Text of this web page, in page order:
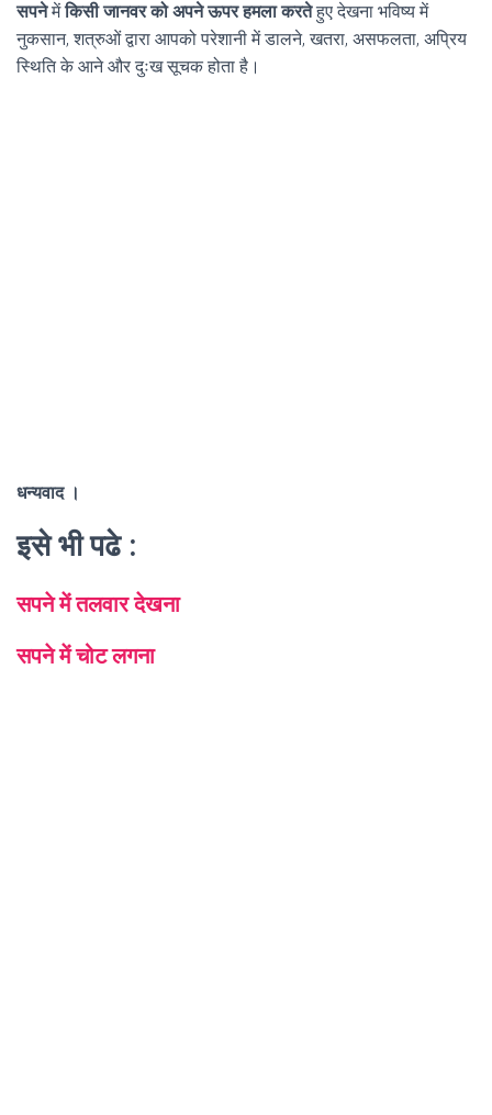
सपनेमेंकिसी जानवर को अपने ऊपर हमला करतेहुए देखना भविष्य में
नुकसान, शत्रुओं द्वारा आपको परेशानी में डालने, खतरा, असफलता, अप्रिय
स्थिति के आने और दुःख सूचक होता है।
धन्यवाद ।
इसे भी पढे :
सपने में तलवार देखना
सपने में चोट लगना